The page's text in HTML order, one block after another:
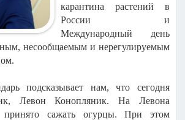
карантина растений в
России и
Международный день
несообщаемым и нерегулируемым
подсказывает нам, что сегодня
Левон Конопляник. На Левона
сажать огурцы. При этом